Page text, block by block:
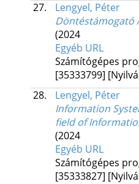
27.
Lengyel, Péter
Döntéstámogató
(2024
Egyéb URL
Számítógépes
[35333799]
28.
Lengyel, Péter
Information
field of
(2024
Egyéb URL
Számítógépes
[35333827]